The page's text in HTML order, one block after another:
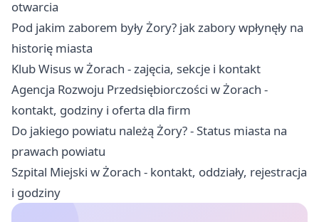
otwarcia
Pod jakim zaborem były Żory? jak zabory wpłynęły na
historię miasta
Klub Wisus w Żorach - zajęcia, sekcje i kontakt
Agencja Rozwoju Przedsiębiorczości w Żorach -
kontakt, godziny i oferta dla firm
Do jakiego powiatu należą Żory? - Status miasta na
prawach powiatu
Szpital Miejski w Żorach - kontakt, oddziały, rejestracja
i godziny